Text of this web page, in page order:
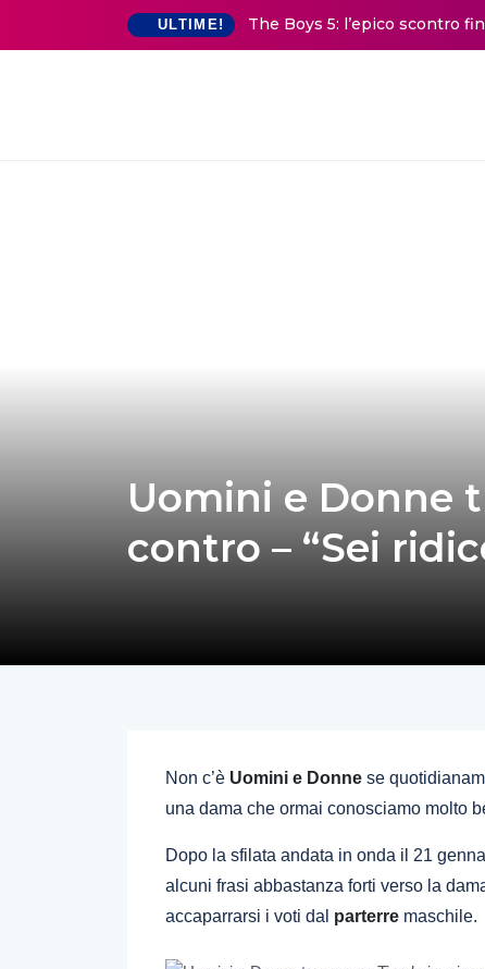
ULTIME! The Boys 5: l’epico scontro
Uomini e Donne
contro – “Sei
Non c’è Uomini e Donne se
una dama che ormai conosciamo molto
Dopo la sfilata andata in onda il 21
alcuni frasi abbastanza forti verso la
accaparrarsi i voti dal parterre maschile.